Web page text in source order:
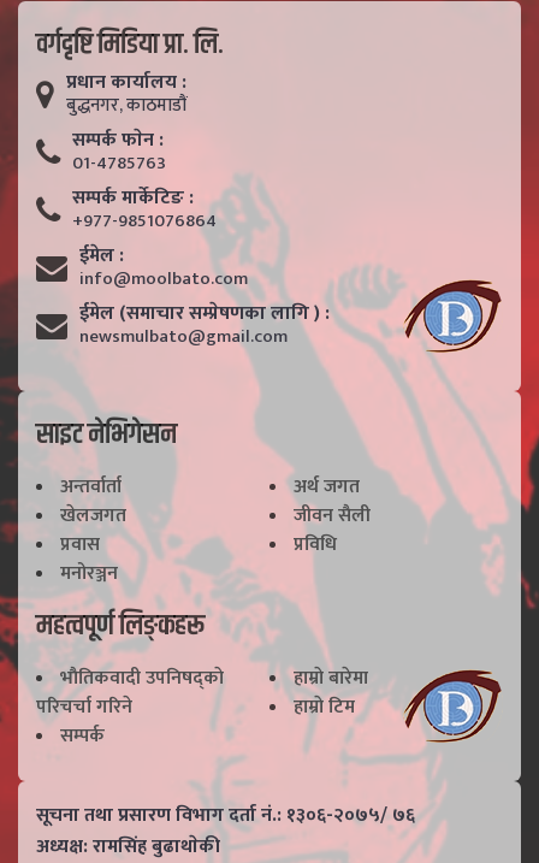
वर्गदृष्टि मिडिया प्रा. लि.
प्रधान कार्यालय :
बुद्धनगर, काठमाडाैं
सम्पर्क फाेन :
01-4785763
सम्पर्क मार्केटिङ :
+977-9851076864
ईमेल :
info@moolbato.com
ईमेल (समाचार सम्प्रेषणका लागि ) :
newsmulbato@gmail.com
साइट नेभिगेसन
अन्तर्वार्ता
अर्थ जगत
खेलजगत
जीवन सैली
प्रवास
प्रविधि
मनोरञ्जन
महत्वपूर्ण लिङ्कहरू
भाैतिकवादी उपनिषद्काे
परिचर्चा गरिने
हाम्राे बारेमा
हाम्राे टिम
सम्पर्क
सूचना तथा प्रसारण विभाग दर्ता नं.: १३०६-२०७५/ ७६
अध्यक्ष: रामसिंह बुढाथाेकी